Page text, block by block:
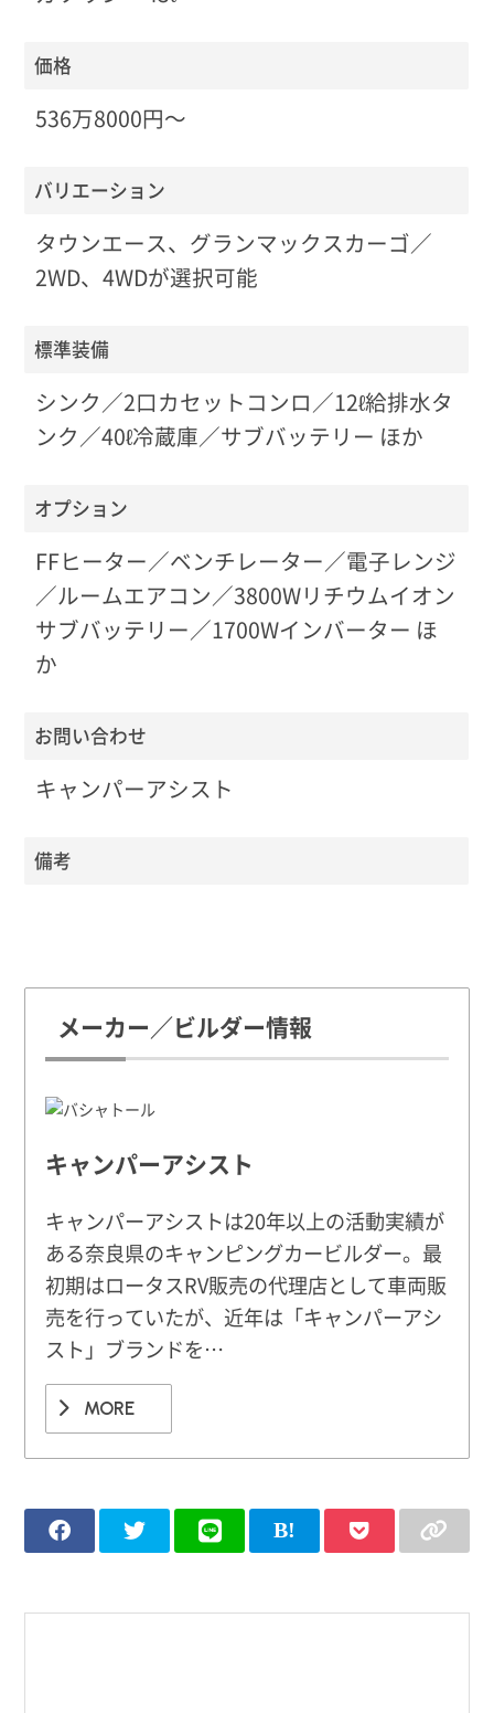
価格
536万8000円〜
バリエーション
タウンエース、グランマックスカーゴ／
2WD、4WDが選択可能
標準装備
シンク／2口カセットコンロ／12ℓ給排水タ
ンク／40ℓ冷蔵庫／サブバッテリー ほか
オプション
FFヒーター／ベンチレーター／電子レンジ
／ルームエアコン／3800Wリチウムイオン
サブバッテリー／1700Wインバーター ほ
か
お問い合わせ
キャンパーアシスト
備考
メーカー／ビルダー情報
キャンパーアシスト
キャンパーアシストは20年以上の活動実績が
ある奈良県のキャンピングカービルダー。最
初期はロータスRV販売の代理店として車両販
売を行っていたが、近年は「キャンパーアシ
スト」ブランドを…
MORE